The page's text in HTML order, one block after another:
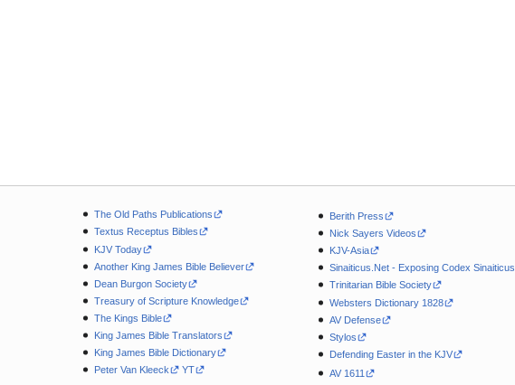
The Old Paths Publications
Textus Receptus Bibles
KJV Today
Another King James Bible Believer
Dean Burgon Society
Treasury of Scripture Knowledge
The Kings Bible
King James Bible Translators
King James Bible Dictionary
Peter Van Kleeck
YT
Berith Press
Nick Sayers Videos
KJV-Asia
Sinaiticus.Net - Exposing Codex Sinaiticus
Trinitarian Bible Society
Websters Dictionary 1828
AV Defense
Stylos
Defending Easter in the KJV
AV 1611